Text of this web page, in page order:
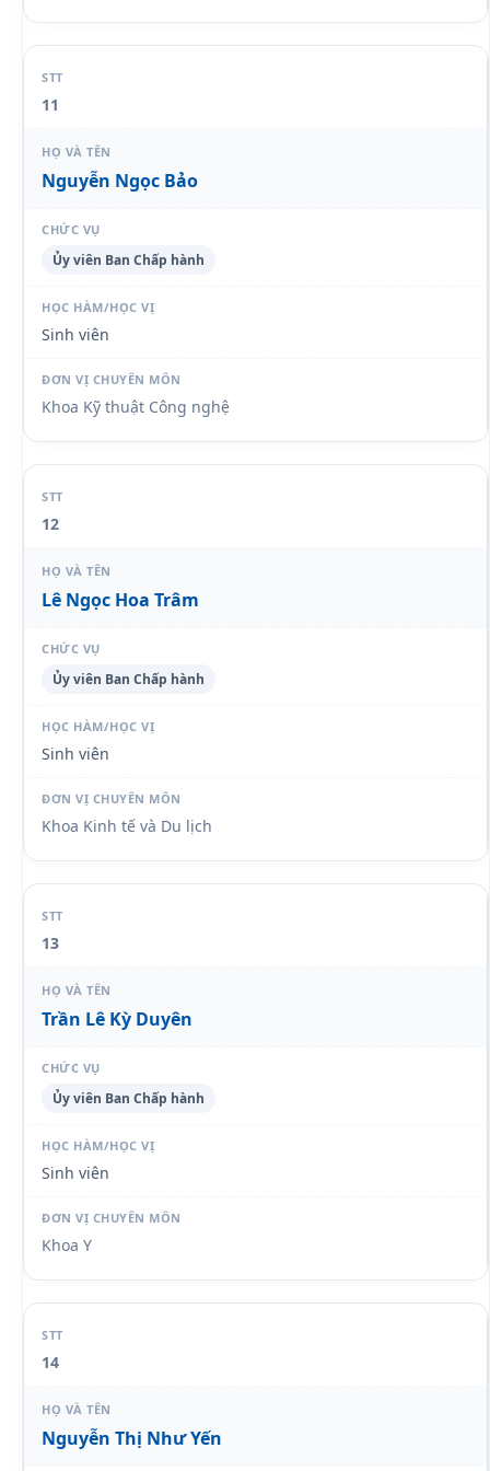
11
Nguyễn Ngọc Bảo
Ủy viên Ban Chấp hành
Sinh viên
Khoa Kỹ thuật Công nghệ
12
Lê Ngọc Hoa Trâm
Ủy viên Ban Chấp hành
Sinh viên
Khoa Kinh tế và Du lịch
13
Trần Lê Kỳ Duyên
Ủy viên Ban Chấp hành
Sinh viên
Khoa Y
14
Nguyễn Thị Như Yến